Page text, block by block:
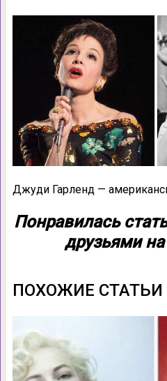
Джуди Гарленд —
Понравилась
друзьями
ПОХОЖИЕ СТАТЬИ